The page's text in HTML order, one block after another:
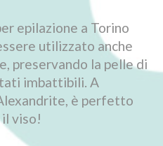
epilazione a Torino
utilizzato anche
preservando la pelle di
imbattibili. A
è perfetto
viso!